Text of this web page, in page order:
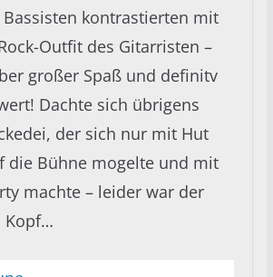
kontrastierten mit
Outfit des Gitarristen –
großer Spaß und definitv
Dachte sich übrigens
der sich nur mit Hut
die Bühne mogelte und mit
machte – leider war der
Kopf…